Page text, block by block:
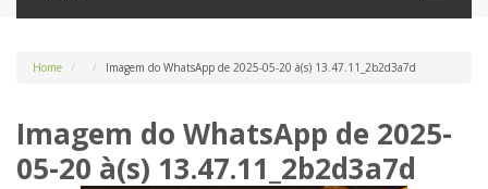
Home Imagem do WhatsApp de 2025-05-20 à(s) 13.47.11_2b2d3a7d
Imagem do WhatsApp de 2025-
05-20 à(s) 13.47.11_2b2d3a7d